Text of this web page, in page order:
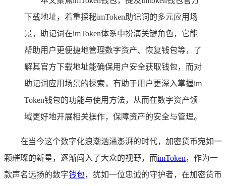
下载地址，着重探秘imToken助记词的多元应用场
景，助记词在imToken体系中扮演关键角色，它能
帮助用户更便捷地管理数字资产、恢复钱包等，了
解其官方下载地址能确保用户安全获取钱包，而对
助记词应用场景的探索，有助于用户更深入掌握im
Token钱包的功能与使用方法，从而在数字资产领
域更好地开展相关操作，保障资产的安全与管理。
在当今这个数字化浪潮汹涌澎湃的时代，加密货币宛如一
颗璀璨的新星，逐渐闯入了大众的视野，而imToken，作为一
款声名远扬的数字钱包，犹如一位忠诚的守护者，在加密货币